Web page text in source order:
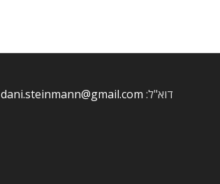
דוא"ל: dani.steinmann@gmail.com